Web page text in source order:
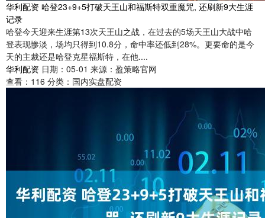
华利配资 哈登23+9+5打破天王山和福斯特双重魔咒, 还刷新9大生涯
记录
哈登今天迎来生涯第13次天王山之战，在过去的5场天王山大战中哈
登表现惨淡，场均只得到10.8分，命中率还低到28%。更要命的是今
天的主裁还是哈登克星福斯特，在他....
华利配资 日期：05-01 来源：盈策略官网
查看： 116 分类： 国内实盘配资